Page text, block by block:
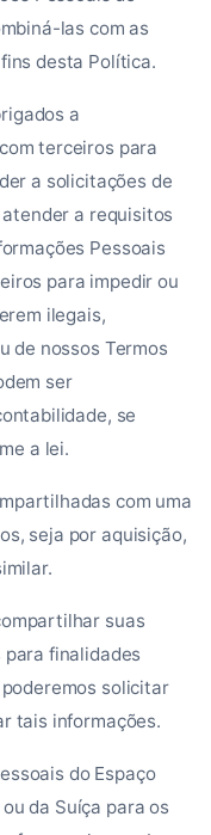
las com as
desta Política.
a
terceiros para
a solicitações de
a requisitos
Pessoais
para impedir ou
ilegais,
de nossos Termos
ser
se
a lei.
com uma
seja por aquisição,
suas
finalidades
solicitar
tais informações.
do Espaço
da Suíça para os